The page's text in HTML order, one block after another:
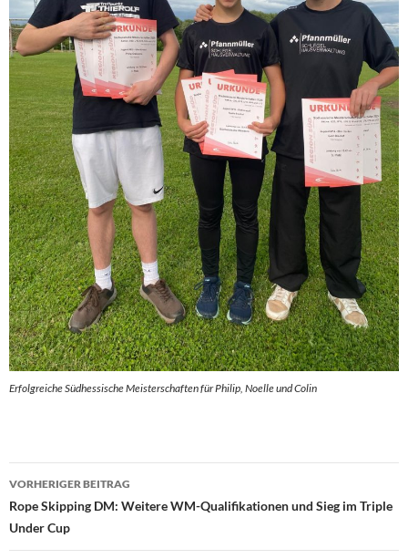
Erfolgreiche Südhessische Meisterschaften für Philip, Noelle und Colin
Beitragsnavigation
VORHERIGER BEITRAG
Rope Skipping DM: Weitere WM-Qualifikationen und Sieg im Triple
Under Cup